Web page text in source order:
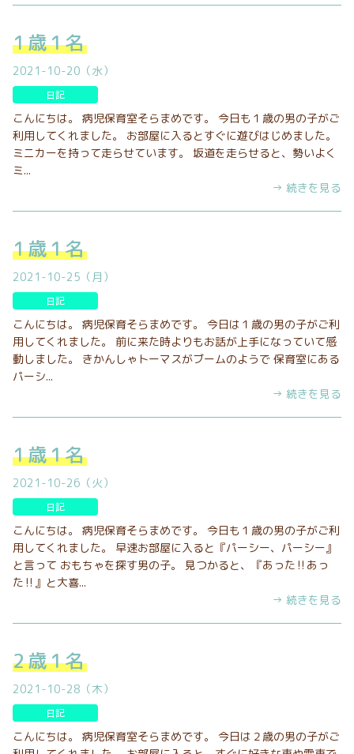
1歳1名
2021-10-20（水）
日記
こんにちは。 病児保育室そらまめです。 今日も１歳の男の子がご
利用してくれました。 お部屋に入るとすぐに遊びはじめました。
ミニカーを持って走らせています。 坂道を走らせると、勢いよく
ミ...
→ 続きを見る
1歳1名
2021-10-25（月）
日記
こんにちは。 病児保育そらまめです。 今日は１歳の男の子がご利
用してくれました。 前に来た時よりもお話が上手になっていて感
動しました。 きかんしゃトーマスがブームのようで 保育室にある
パーシ...
→ 続きを見る
1歳1名
2021-10-26（火）
日記
こんにちは。 病児保育そらまめです。 今日も１歳の男の子がご利
用してくれました。 早速お部屋に入ると『パーシー、パーシー』
と言って おもちゃを探す男の子。 見つかると、『あった‼あっ
た‼』と大喜...
→ 続きを見る
2歳1名
2021-10-28（木）
日記
こんにちは。 病児保育室そらまめです。 今日は２歳の男の子がご